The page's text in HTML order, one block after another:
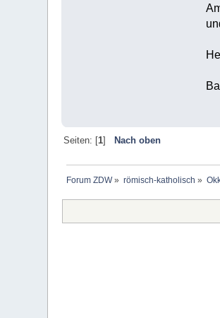
Seiten: [1]
Nach oben
Forum ZDW» römisch-katholisch »